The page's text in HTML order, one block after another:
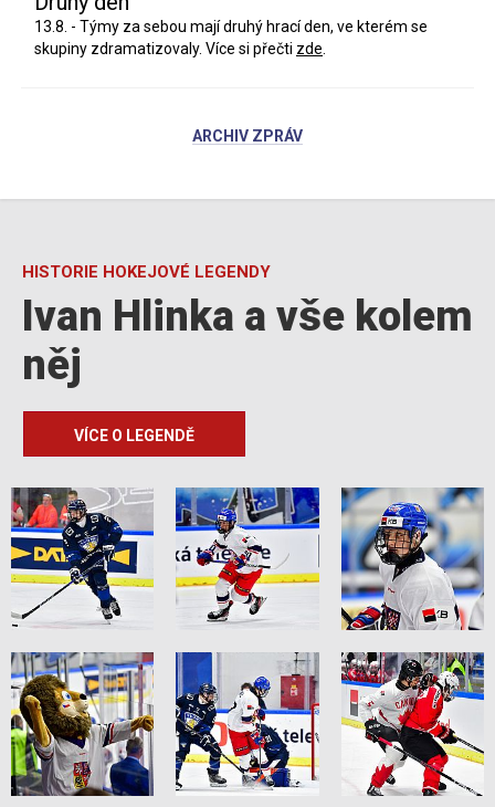
13.8. - Týmy za sebou mají druhý hrací den, ve kterém se
skupiny zdramatizovaly. Více si přečti zde
ARCHIV ZPRÁV
HISTORIE HOKEJOVÉ LEGENDY
Ivan Hlinka a vše kolem
něj
VÍCE O LEGENDĚ